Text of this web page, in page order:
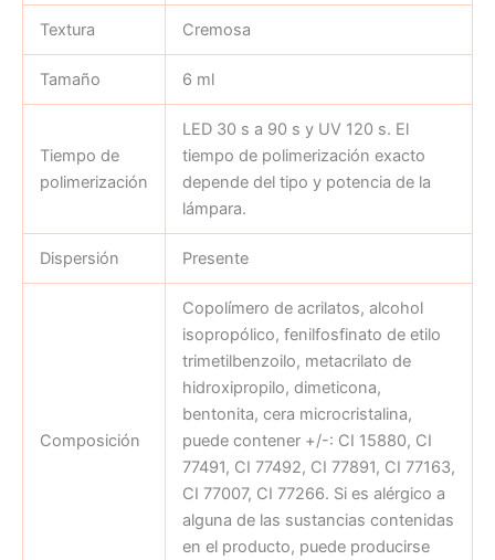
Textura Cremosa
Tamaño 6 ml
Tiempo de
polimerización
LED 30 s a 90 s y UV 120 s. El
tiempo de polimerización exacto
depende del tipo y potencia de la
lámpara.
Dispersión Presente
Composición
Copolímero de acrilatos, alcohol
isopropólico, fenilfosfinato de etilo
trimetilbenzoilo, metacrilato de
hidroxipropilo, dimeticona,
bentonita, cera microcristalina,
puede contener +/-: CI 15880, CI
77491, CI 77492, CI 77891, CI 77163,
CI 77007, CI 77266. Si es alérgico a
alguna de las sustancias contenidas
en el producto, puede producirse